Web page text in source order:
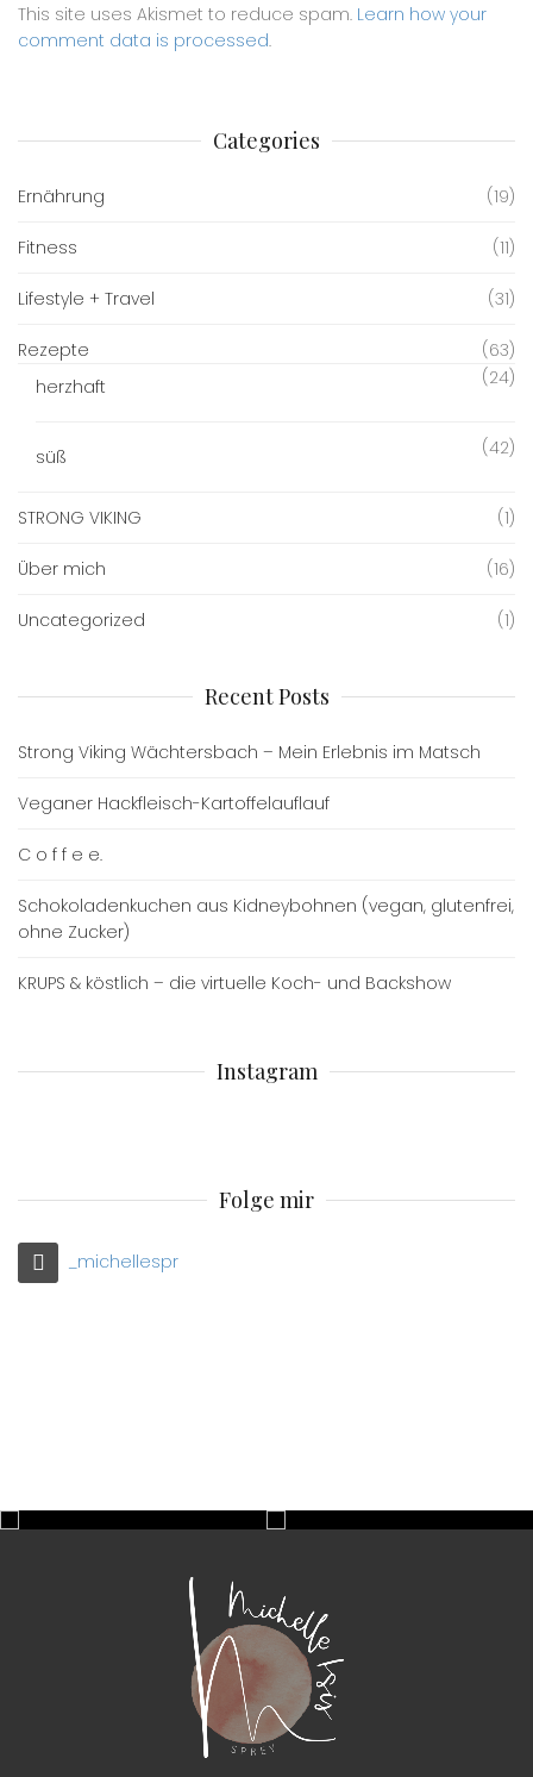
This site uses Akismet to reduce spam. Learn how your
comment data is processed.
Categories
Ernährung (19)
Fitness (11)
Lifestyle + Travel (31)
Rezepte
(63)
herzhaft
(24)
süß (42)
STRONG VIKING (1)
Über mich (16)
Uncategorized (1)
Recent Posts
Strong Viking Wächtersbach – Mein Erlebnis im Matsch
Veganer Hackfleisch-Kartoffelauflauf
C o f f e e.
Schokoladenkuchen aus Kidneybohnen (vegan, glutenfrei,
ohne Zucker)
KRUPS & köstlich – die virtuelle Koch- und Backshow
Instagram
Folge mir
_michellespr